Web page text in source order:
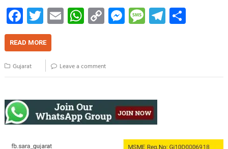
Fa
ce
b
o
o
k
T
wi
tt
er
E
m
W
h
s
A
p
p
C
o
y
Li
nk
M
es
g
er
M
es
e
Te
le
m
READ MORE
Gujarat Leave a comment